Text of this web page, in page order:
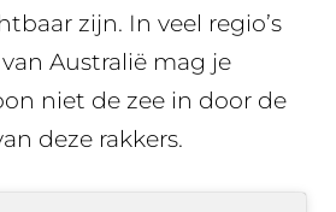
zijn. In veel regio’s
Australië mag je
niet de zee in door de
deze rakkers.